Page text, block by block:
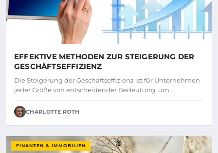
EFFEKTIVE METHODEN ZUR STEIGERUNG DER
GESCHÄFTSEFFIZIENZ
Die Steigerung der Geschäftseffizienz ist für Unternehmen
jeder Größe von entscheidender Bedeutung, um…
CHARLOTTE ROTH
FINANZEN & IMMOBILIEN